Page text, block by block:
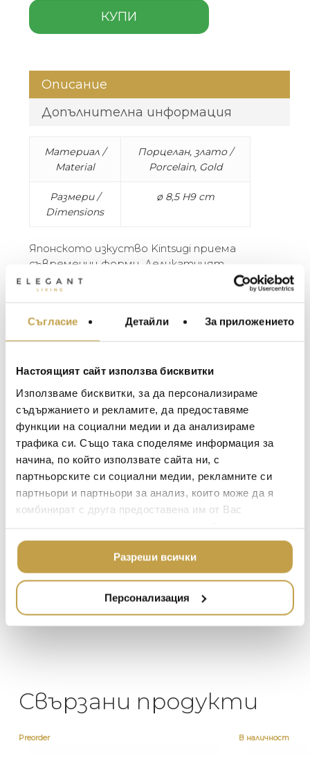
Съгласие Детайли За приложението
Настоящият сайт използва бисквитки
Използваме бисквитки, за да персонализираме
съдържанието и рекламите, да предоставяме
функции на социални медии и да анализираме
трафика си. Също така споделяме информация за
начина, по който използвате сайта ни, с
партньорските си социални медии, рекламните си
партньори и партньори за анализ, които може да я
комбинират с друга предоставена им от Вас
ползването от Ваша страна на услугите им.
Разреши всички
Персонализация
КУПИ
Описание
Допълнителна информация
Материал /
Material
Порцелан, злато /
Porcelain, Gold
Размери /
Dimensions
ø 8,5 H9 cm
Японското изкуство Kintsugi приема
съвременни форми. Деликатният
порцелан е украсен и обогатен със златни
фрагменти, част от колекция
Kintsugi Japanese art assumes contemporary
enriched with gold fragments for a tableware
compositions.
за
Георги Питов
2021-06-01
персонал.
Свързани продукти
Preorder В наличност
МЕБЕЛИ ЗА ДОМА И
ЗА МАСАТА
ТЕКСТИЛ ЗА ДОМА
АРОМАТИ ЗА ДОМА
ИЗКУСТВО И КНИГИ
ВИСОК КЛАС
МЕБЕЛИ
ПОДАРЪЦИ
BACCARAT
TOM DIXON
MICHAEL ARAM
ASSOULINE
SELETTI
DOLCE & GABBANA
ETHNICRAFT
ZUIVER
DUTCHBONE